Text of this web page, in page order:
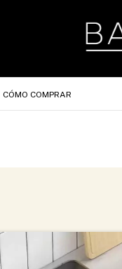
CÓMO COMPRAR